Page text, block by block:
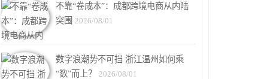
不靠“卷成本”：成都跨境电商从内陆
突围 2026/08/01
数字浪潮势不可挡 浙江温州如何乘
“数”而上？ 2026/08/01